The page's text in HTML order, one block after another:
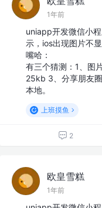
1年前
uniapp开发微信小
示，ios出现图片不
嘴哈：
有三个猜测：1、图
25kb 3、分享朋友
本地。
上班摸鱼
2
欧皇雪糕
1年前